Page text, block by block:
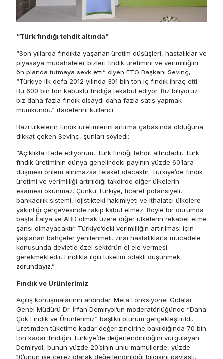
“Türk fındığı tehdit altında”
“Son yıllarda fındıkta yaşanan üretim düşüşleri, hastalıklar ve
piyasaya müdahaleler bizleri fındık üretimini ve verimliliğini
ön planda tutmaya sevk etti” diyen FTG Başkanı Sevinç,
“Türkiye ilk defa 2012 yılında 301 bin ton iç fındık ihraç etti.
Bu 600 bin ton kabuklu fındığa tekabül ediyor. Biz biliyoruz
biz daha fazla fındık olsaydı daha fazla satış yapmak
mümkündü.” ifadelerini kullandı.
Bazı ülkelerin fındık üretimlerini artırma çabasında olduğuna
dikkat çeken Sevinç, şunları söyledi:
“Açıklıkla ifade ediyorum, Türk fındığı tehdit altındadır. Türk
fındık üretiminin dünya genelindeki payının yüzde 60’lara
düşmesi önlem alınmazsa felaket olacaktır. Türkiye’de fındık
üretimi ve verimliliği artırıldığı takdirde diğer ülkelerin
esamesi okunmaz. Çünkü Türkiye, ticaret potansiyeli,
bankacılık sistemi, lojistikteki hakimiyeti ve ithalatçı ülkelere
yakınlığı çerçevesinde rakip kabul etmez. Böyle bir durumda
başta İtalya ve ABD olmak üzere diğer ülkelerin rekabet etme
şansı olmayacaktır. Türkiye’deki verimliliğin artırılması için
yaşlanan bahçeler yenilenmeli, zirai hastalıklarla mücadele
konusunda devletle özel sektörün el ele vermesi
gerekmektedir. Fındıkla ilgili tüketim odaklı düşünmek
zorundayız.”
Fındık ve Ürünlerimiz
Açılış konuşmalarının ardından Meta Fonksiyonel Gıdalar
Genel Müdürü Dr. İrfan Demiryol’un moderatörlüğünde “Daha
Çok Fındık ve Ürünlerimiz” başlıklı oturum gerçekleştirildi.
Üretimden tüketime kadar değer zincirine bakıldığında 70 bin
ton kadar fındığın Türkiye’de değerlendirildiğini vurgulayan
Demiryol, bunun yüzde 20’sinin unlu mamullerde, yüzde
10’unun ise çerez olarak değerlendirildiği bilgisini paylaştı.